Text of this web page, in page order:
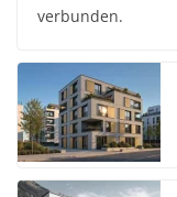
verbunden.